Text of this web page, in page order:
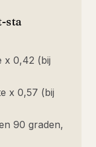
sta
x 0,42 (bij
x 0,57 (bij
90 graden,